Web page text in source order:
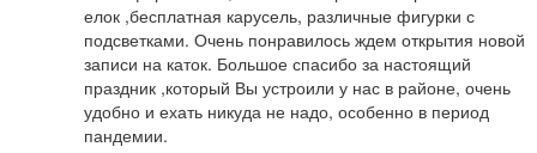
елок ,бесплатная карусель, различные фигурки с
подсветками. Очень понравилось ждем открытия новой
записи на каток. Большое спасибо за настоящий
праздник ,который Вы устроили у нас в районе, очень
удобно и ехать никуда не надо, особенно в период
пандемии.